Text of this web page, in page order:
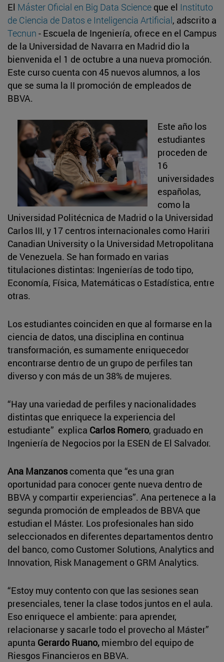
El Máster Oficial en Big Data Science que el Instituto
de Ciencia de Datos e Inteligencia Artificial, adscrito a
Tecnun - Escuela de Ingeniería, ofrece en el Campus
de la Universidad de Navarra en Madrid dio la
bienvenida el 1 de octubre a una nueva promoción.
Este curso cuenta con 45 nuevos alumnos, a los
que se suma la II promoción de empleados de
BBVA.
Este año los
estudiantes
proceden de
16
universidades
españolas,
como la
Universidad Politécnica de Madrid o la Universidad
Carlos III, y 17 centros internacionales como Hariri
Canadian University o la Universidad Metropolitana
de Venezuela. Se han formado en varias
titulaciones distintas: Ingenierías de todo tipo,
Economía, Física, Matemáticas o Estadística, entre
otras.
Los estudiantes coinciden en que al formarse en la
ciencia de datos, una disciplina en continua
transformación, es sumamente enriquecedor
encontrarse dentro de un grupo de perfiles tan
diverso y con más de un 38% de mujeres.
“Hay una variedad de perfiles y nacionalidades
distintas que enriquece la experiencia del
estudiante” explica Carlos Romero, graduado en
Ingeniería de Negocios por la ESEN de El Salvador.
Ana Manzanoscomenta que “es una gran
oportunidad para conocer gente nueva dentro de
BBVA y compartir experiencias”. Ana pertenece a la
segunda promoción de empleados de BBVA que
estudian el Máster. Los profesionales han sido
seleccionados en diferentes departamentos dentro
del banco, como Customer Solutions, Analytics and
Innovation, Risk Management o GRM Analytics.
“Estoy muy contento con que las sesiones sean
presenciales, tener la clase todos juntos en el aula.
Eso enriquece el ambiente: para aprender,
relacionarse y sacarle todo el provecho al Máster”
apunta Gerardo Ruano, miembro del equipo de
Riesgos Financieros en BBVA.